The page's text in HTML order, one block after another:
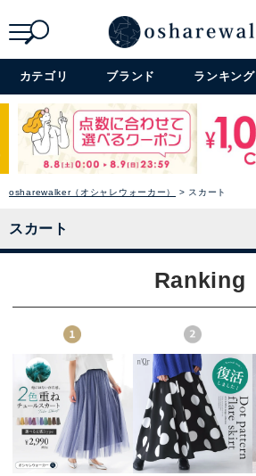
カテゴリ ブランド ランキング
osharewalker（オシャレウォーカー） スカート
スカート
Ranking